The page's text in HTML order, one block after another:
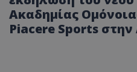
Ακαδημίας
Piacere Sports